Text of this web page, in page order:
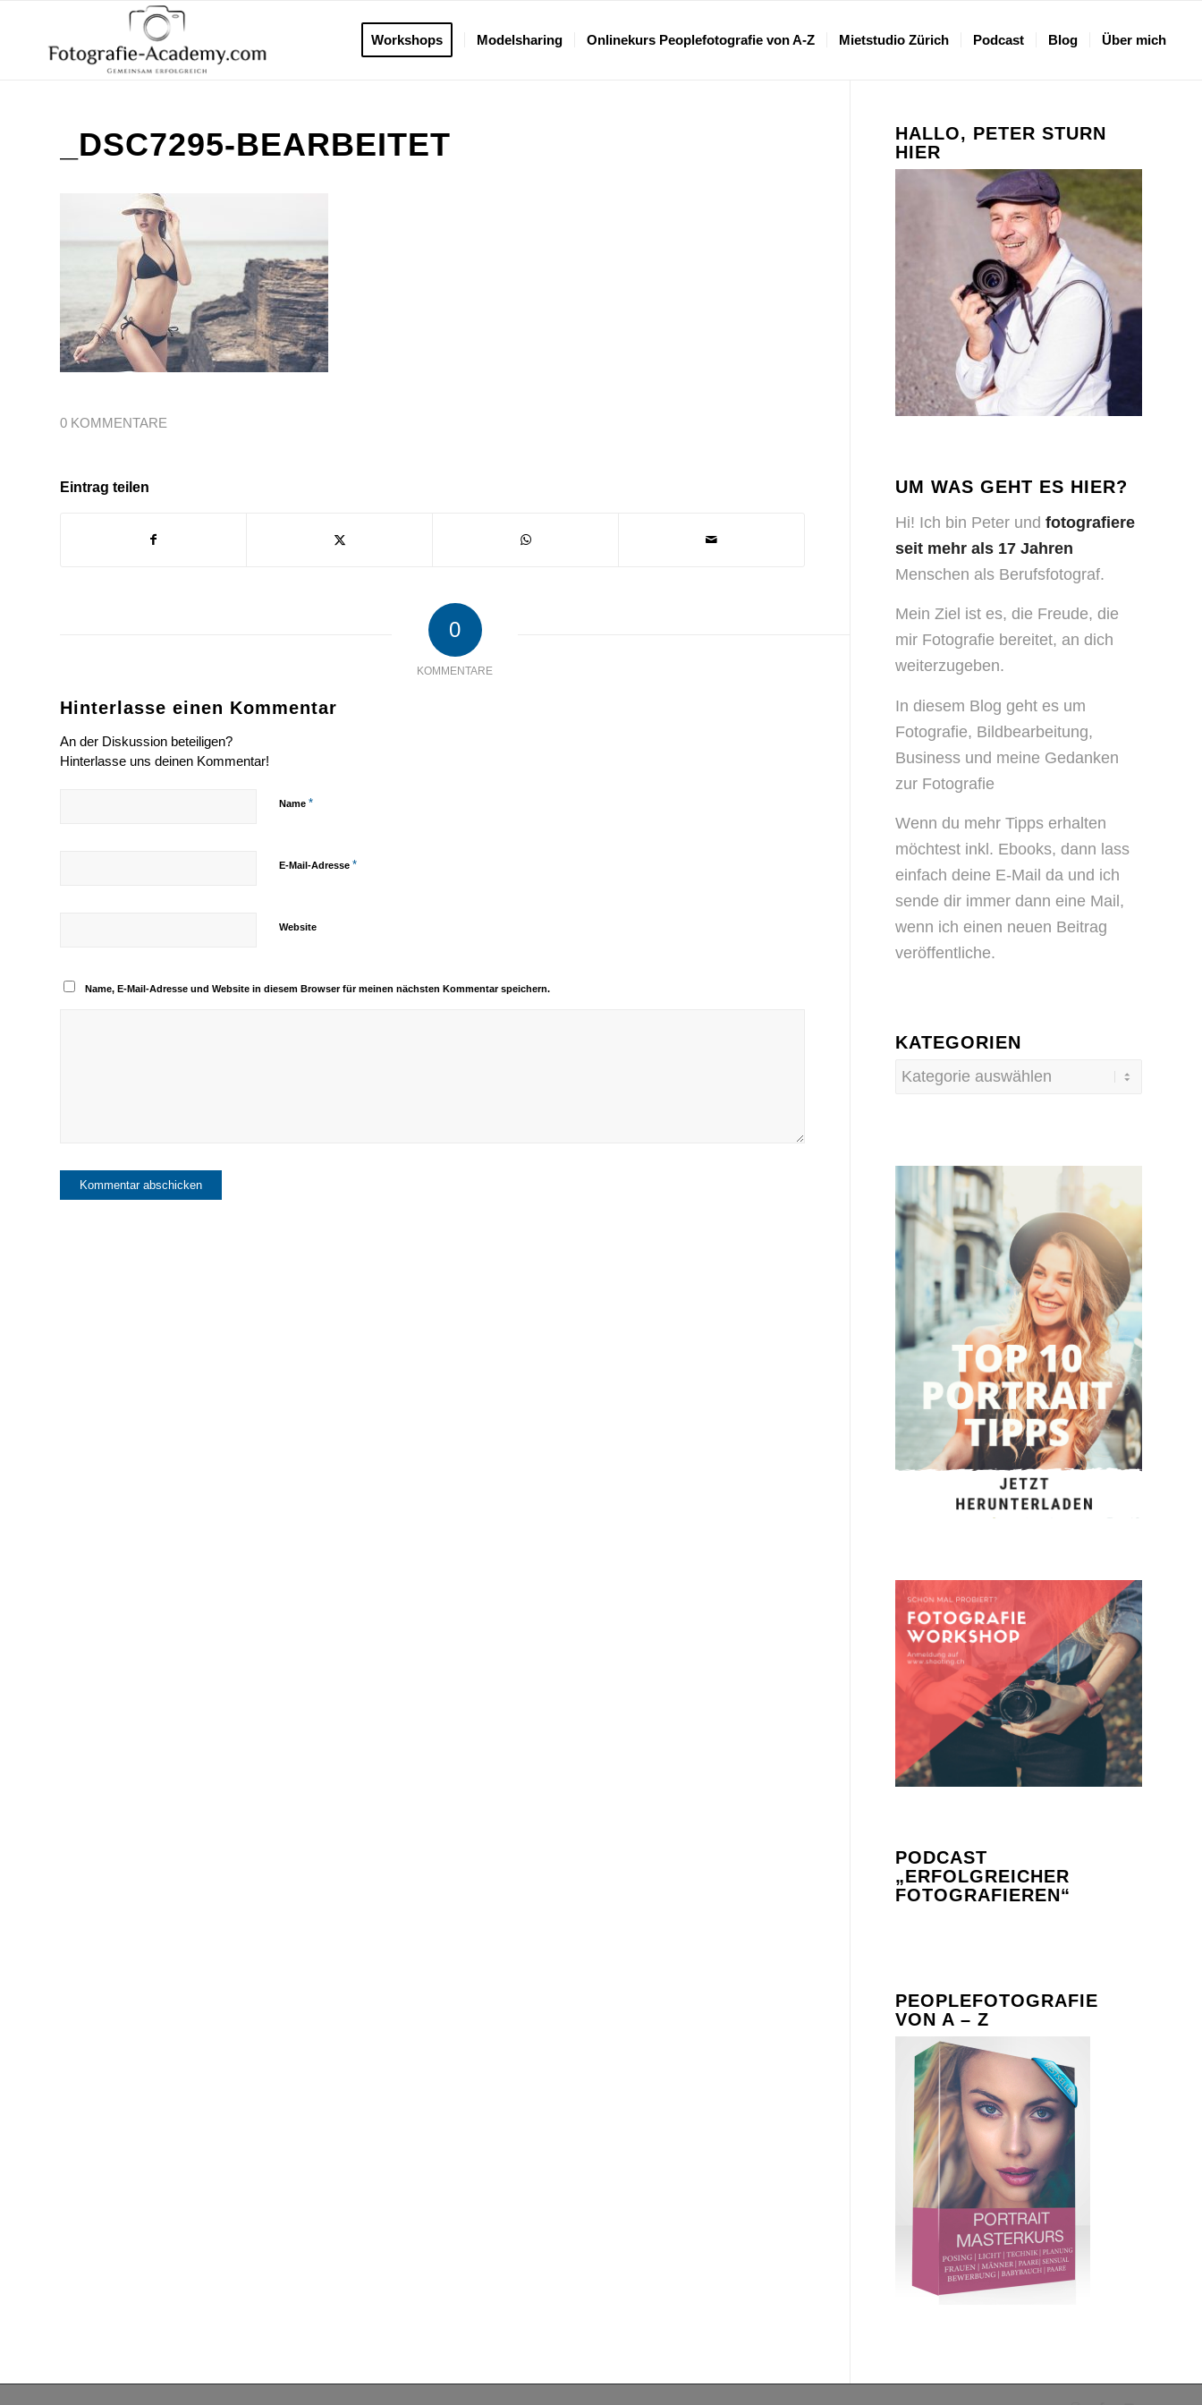
Workshops Modelsharing Onlinekurs Peoplefotografie von A-Z Mietstudio Zürich Podcast Blog Über mich
_DSC7295-BEARBEITET
0 KOMMENTARE
Eintrag teilen
0
KOMMENTARE
Hinterlasse einen Kommentar
An der Diskussion beteiligen?
Hinterlasse uns deinen Kommentar!
Name *
E-Mail-Adresse *
Website
Name, E-Mail-Adresse und Website in diesem Browser für meinen nächsten Kommentar speichern.
HALLO, PETER STURN
HIER
UM WAS GEHT ES HIER?
Hi! Ich bin Peter und fotografiere
seit mehr als 17 Jahren
Menschen als Berufsfotograf.
Mein Ziel ist es, die Freude, die
mir Fotografie bereitet, an dich
weiterzugeben.
In diesem Blog geht es um
Fotografie, Bildbearbeitung,
Business und meine Gedanken
zur Fotografie
Wenn du mehr Tipps erhalten
möchtest inkl. Ebooks, dann lass
einfach deine E-Mail da und ich
sende dir immer dann eine Mail,
wenn ich einen neuen Beitrag
veröffentliche.
KATEGORIEN
Kategorien
PODCAST
„ERFOLGREICHER
FOTOGRAFIEREN“
PEOPLEFOTOGRAFIE
VON A – Z